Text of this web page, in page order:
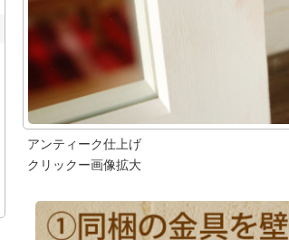
アンティーク仕上げ
クリックー画像拡大